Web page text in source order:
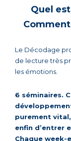
Quel
Le Décodage
de lecture très
les émotions.
6 séminaires.
purement
enfin d’entrer
Chaque week-